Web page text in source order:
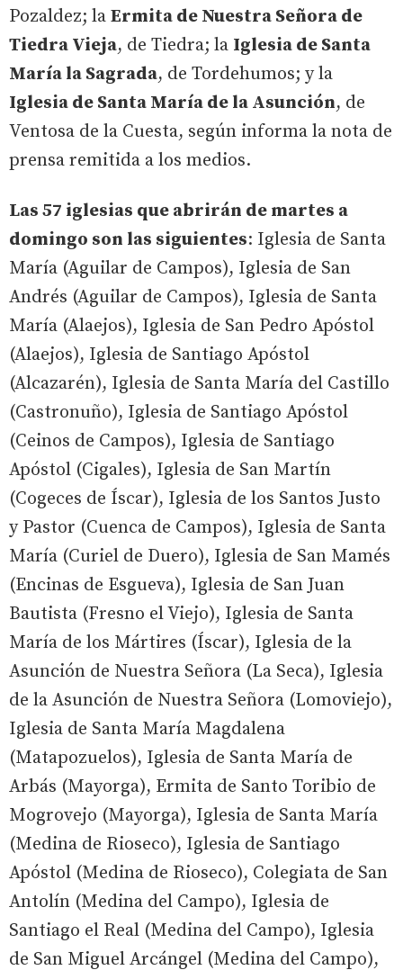
Pozaldez; la Ermita de Nuestra Señora de
Tiedra Vieja, de Tiedra; la Iglesia de Santa
María la Sagrada, de Tordehumos; y la
Iglesia de Santa María de la Asunción, de
Ventosa de la Cuesta, según informa la nota de
prensa remitida a los medios.
Las 57 iglesias que abrirán de martes a
domingo son las siguientes: Iglesia de Santa
María (Aguilar de Campos), Iglesia de San
Andrés (Aguilar de Campos), Iglesia de Santa
María (Alaejos), Iglesia de San Pedro Apóstol
(Alaejos), Iglesia de Santiago Apóstol
(Alcazarén), Iglesia de Santa María del Castillo
(Castronuño), Iglesia de Santiago Apóstol
(Ceinos de Campos), Iglesia de Santiago
Apóstol (Cigales), Iglesia de San Martín
(Cogeces de Íscar), Iglesia de los Santos Justo
y Pastor (Cuenca de Campos), Iglesia de Santa
María (Curiel de Duero), Iglesia de San Mamés
(Encinas de Esgueva), Iglesia de San Juan
Bautista (Fresno el Viejo), Iglesia de Santa
María de los Mártires (Íscar), Iglesia de la
Asunción de Nuestra Señora (La Seca), Iglesia
de la Asunción de Nuestra Señora (Lomoviejo),
Iglesia de Santa María Magdalena
(Matapozuelos), Iglesia de Santa María de
Arbás (Mayorga), Ermita de Santo Toribio de
Mogrovejo (Mayorga), Iglesia de Santa María
(Medina de Rioseco), Iglesia de Santiago
Apóstol (Medina de Rioseco), Colegiata de San
Antolín (Medina del Campo), Iglesia de
Santiago el Real (Medina del Campo), Iglesia
de San Miguel Arcángel (Medina del Campo),